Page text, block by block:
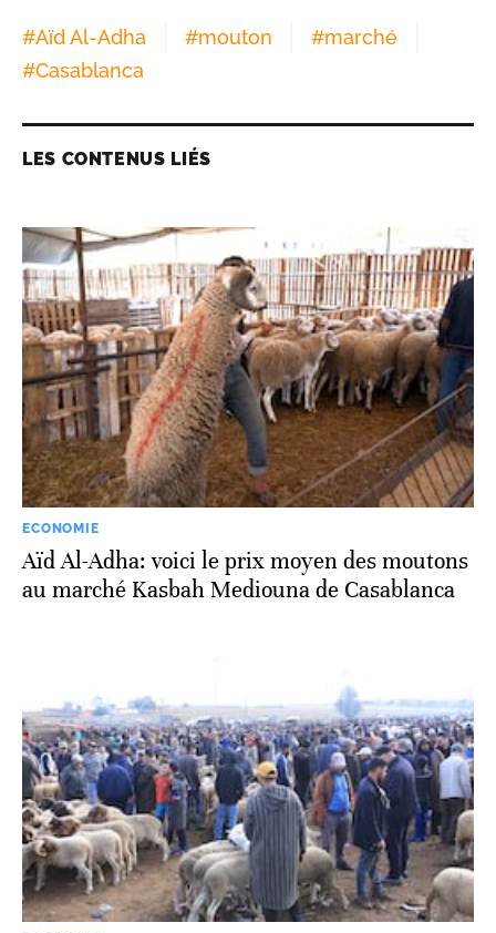
#Aïd Al-Adha #mouton #marché
#Casablanca
LES CONTENUS LIÉS
ECONOMIE
Aïd Al-Adha: voici le prix moyen des moutons
au marché Kasbah Mediouna de Casablanca